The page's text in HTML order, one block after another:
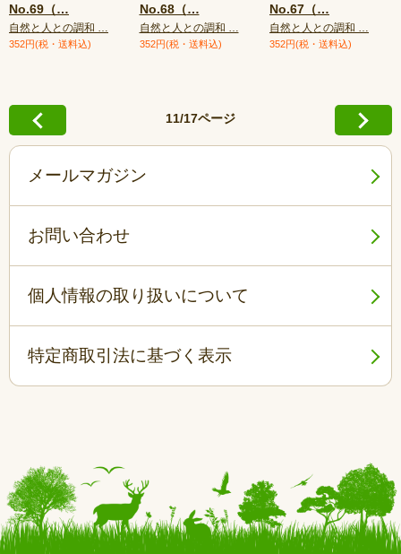
No.69（…
自然と人との調和 …
352円(税・送料込)
No.68（…
自然と人との調和 …
352円(税・送料込)
No.67（…
自然と人との調和 …
352円(税・送料込)
11/17ページ
メールマガジン
お問い合わせ
個人情報の取り扱いについて
特定商取引法に基づく表示